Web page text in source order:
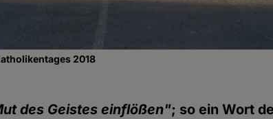
2018
des Geistes einflößen"; so ein Wort